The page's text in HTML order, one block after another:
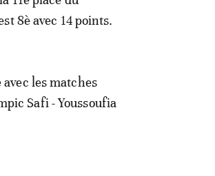
8è avec 14 points.
les matches
Safi - Youssoufia